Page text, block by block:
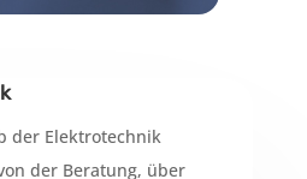
der Elektrotechnik
der Beratung, über